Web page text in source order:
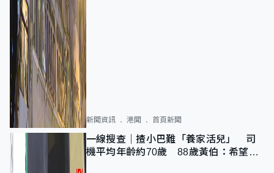
新聞資訊 港聞 首頁新聞
一線搜查｜揸小巴難「養家活兒」 司
機平均年齡約70歲 88歲黃伯：希望一